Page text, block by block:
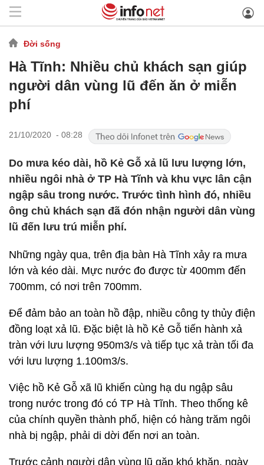
Đời sống
Hà Tĩnh: Nhiều chủ khách sạn giúp
người dân vùng lũ đến ăn ở miễn
phí
21/10/2020 - 08:28
Do mưa kéo dài, hồ Kẻ Gỗ xả lũ lưu lượng lớn,
nhiều ngôi nhà ở TP Hà Tĩnh và khu vực lân cận
ngập sâu trong nước. Trước tình hình đó, nhiều
ông chủ khách sạn đã đón nhận người dân vùng
lũ đến lưu trú miễn phí.
Những ngày qua, trên địa bàn Hà Tĩnh xảy ra mưa
lớn và kéo dài. Mực nước đo được từ 400mm đến
700mm, có nơi trên 700mm.
Để đảm bảo an toàn hồ đập, nhiều công ty thủy điện
đồng loạt xả lũ. Đặc biệt là hồ Kẻ Gỗ tiến hành xả
tràn với lưu lượng 950m3/s và tiếp tục xả tràn tối đa
với lưu lượng 1.100m3/s.
Việc hồ Kẻ Gỗ xã lũ khiến cùng hạ du ngập sâu
trong nước trong đó có TP Hà Tĩnh. Theo thống kê
của chính quyền thành phố, hiện có hàng trăm ngôi
nhà bị ngập, phải di dời đến nơi an toàn.
Trước cảnh người dân vùng lũ gặp khó khăn, ngày